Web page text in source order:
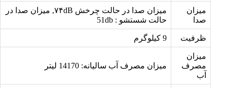
میزان
صدا
میزان صدا در حالت چرخش ۷۴dB, میزان صدا در
حالت شستشو : 51db
ظرفیت
میزان
مصرف
میزان مصرف آب سالیانه: 14170 لیتر